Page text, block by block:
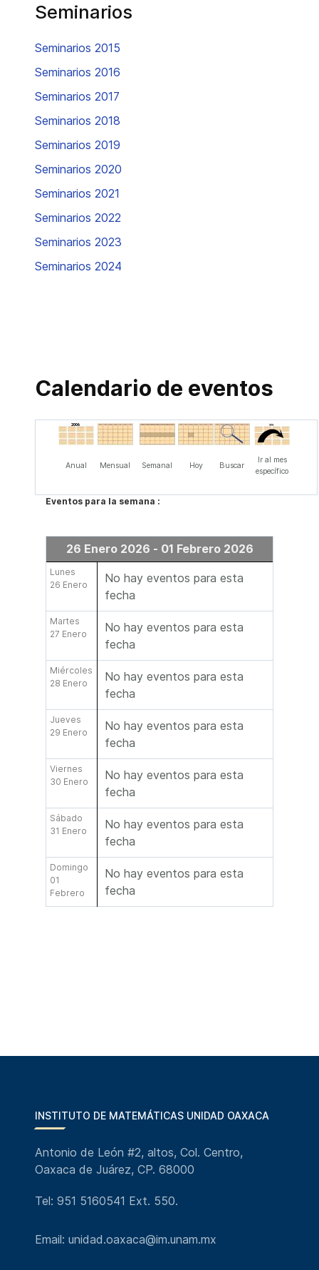
Seminarios
Seminarios 2015
Seminarios 2016
Seminarios 2017
Seminarios 2018
Seminarios 2019
Seminarios 2020
Seminarios 2021
Seminarios 2022
Seminarios 2023
Seminarios 2024
Calendario de eventos
Anual Mensual Semanal Hoy Buscar
Ir al mes
específico
Eventos para la semana :
26 Enero 2026 - 01 Febrero 2026
Lunes
26 Enero
No hay eventos para esta
fecha
Martes
27 Enero
No hay eventos para esta
fecha
Miércoles
28 Enero
No hay eventos para esta
fecha
Jueves
29 Enero
No hay eventos para esta
fecha
Viernes
30 Enero
No hay eventos para esta
fecha
Sábado
31 Enero
No hay eventos para esta
fecha
Domingo
01
Febrero
No hay eventos para esta
fecha
INSTITUTO DE MATEMÁTICAS UNIDAD OAXACA
Antonio de León #2, altos, Col. Centro,
Oaxaca de Juárez, CP. 68000
Tel: 951 5160541 Ext. 550.
Email: unidad.oaxaca@im.unam.mx